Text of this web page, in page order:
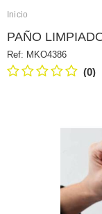
Inicio
PAÑO
Ref: MKO4386
(0)